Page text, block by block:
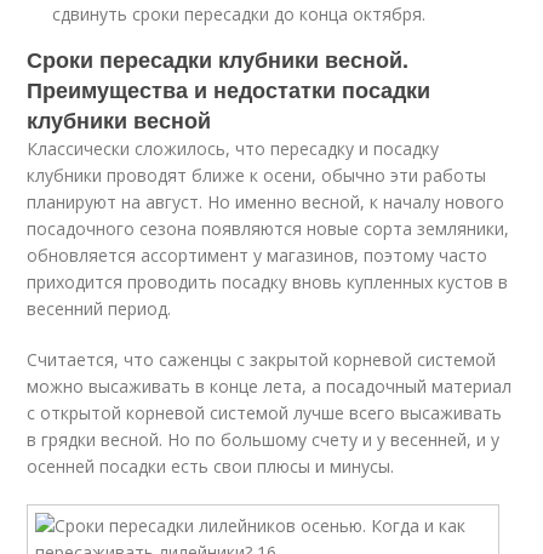
сдвинуть сроки пересадки до конца октября.
Сроки пересадки клубники весной.
Преимущества и недостатки посадки
клубники весной
Классически сложилось, что пересадку и посадку
клубники проводят ближе к осени, обычно эти работы
планируют на август. Но именно весной, к началу нового
посадочного сезона появляются новые сорта земляники,
обновляется ассортимент у магазинов, поэтому часто
приходится проводить посадку вновь купленных кустов в
весенний период.
Считается, что саженцы с закрытой корневой системой
можно высаживать в конце лета, а посадочный материал
с открытой корневой системой лучше всего высаживать
в грядки весной. Но по большому счету и у весенней, и у
осенней посадки есть свои плюсы и минусы.